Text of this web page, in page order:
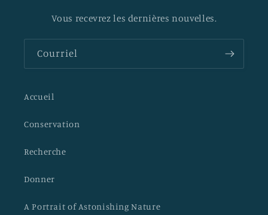
Vous recevrez les dernières nouvelles.
Courriel
Accueil
Conservation
Recherche
Donner
A Portrait of Astonishing Nature